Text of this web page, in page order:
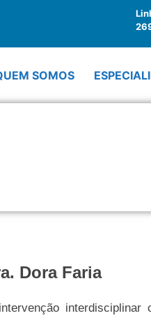
SOMOS
Dora Faria
interdisciplinar